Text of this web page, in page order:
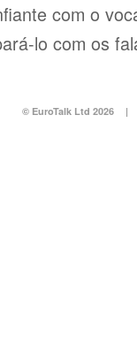
com o
lo com os
© EuroTalk Ltd 2026 |